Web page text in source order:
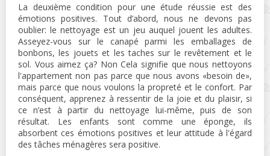
La deuxième condition pour une étude réussie est des
émotions positives. Tout d’abord, nous ne devons pas
oublier: le nettoyage est un jeu auquel jouent les adultes.
Asseyez-vous sur le canapé parmi les emballages de
bonbons, les jouets et les taches sur le revêtement et le
sol. Vous aimez ça? Non Cela signifie que nous nettoyons
l'appartement non pas parce que nous avons «besoin de»,
mais parce que nous voulons la propreté et le confort. Par
conséquent, apprenez à ressentir de la joie et du plaisir, si
ce n’est à partir du nettoyage lui-même, puis de son
résultat. Les enfants sont comme une éponge, ils
absorbent ces émotions positives et leur attitude à l'égard
des tâches ménagères sera positive.